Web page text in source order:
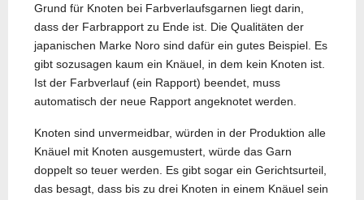
Grund für Knoten bei Farbverlaufsgarnen liegt darin,
dass der Farbrapport zu Ende ist. Die Qualitäten der
japanischen Marke Noro sind dafür ein gutes Beispiel. Es
gibt sozusagen kaum ein Knäuel, in dem kein Knoten ist.
Ist der Farbverlauf (ein Rapport) beendet, muss
automatisch der neue Rapport angeknotet werden.
Knoten sind unvermeidbar, würden in der Produktion alle
Knäuel mit Knoten ausgemustert, würde das Garn
doppelt so teuer werden. Es gibt sogar ein Gerichtsurteil,
das besagt, dass bis zu drei Knoten in einem Knäuel sein